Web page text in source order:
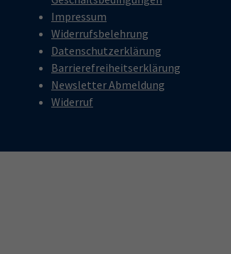
Impressum
Widerrufsbelehrung
Datenschutzerklärung
Barrierefreiheitserklärung
Newsletter Abmeldung
Widerruf